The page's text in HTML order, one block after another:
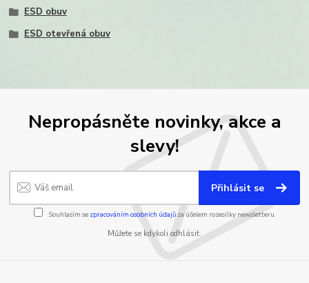
ESD obuv
ESD otevřená obuv
Nepropásněte novinky, akce a
slevy!
Přihlásit se
Souhlasím se zpracováním osobních údajůza účelem rozesílky newsletteru.
Můžete se kdykoli odhlásit.